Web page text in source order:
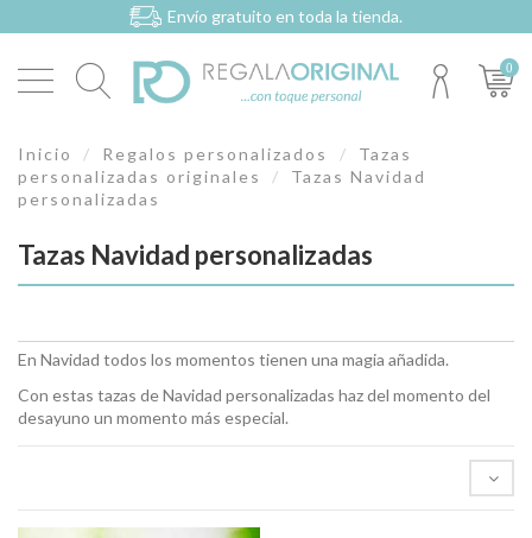
Envío gratuito en toda la tienda.
0
Inicio Regalos personalizados
Tazas
personalizadas originales
Tazas Navidad
personalizadas
Tazas Navidad personalizadas
En Navidad todos los momentos tienen una magia añadida.
Con estas tazas de Navidad personalizadas haz del momento del
desayuno un momento más especial.